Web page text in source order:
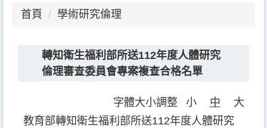
首頁 學術研究倫理
轉知衛生福利部所送112年度人體研究
倫理審查委員會專案複查合格名單
字體大小調整 小 中
大
教育部轉知衛生福利部所送112年度人體研究